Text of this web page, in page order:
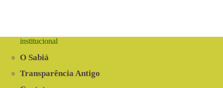
institucional
O Sabiá
Transparência Antigo